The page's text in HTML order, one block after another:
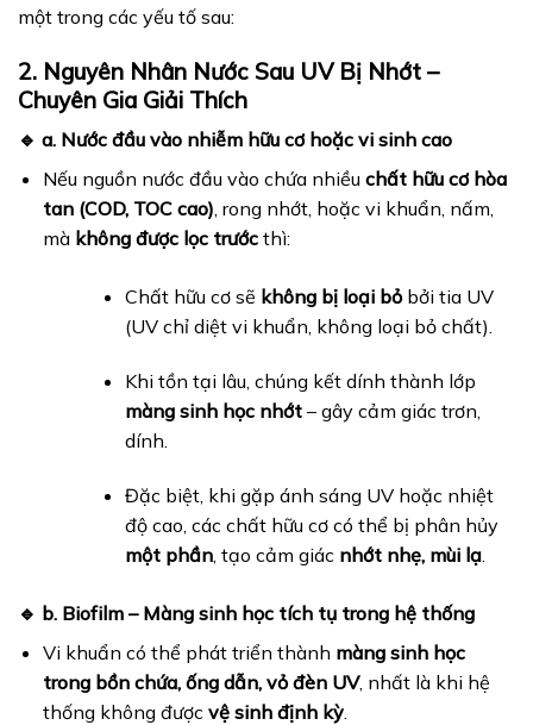
một trong các yếu tố sau:
2. Nguyên Nhân Nước Sau UV Bị Nhớt –
Chuyên Gia Giải Thích
🔹 a. Nước đầu vào nhiễm hữu cơ hoặc vi sinh cao
Nếu nguồn nước đầu vào chứa nhiều chất hữu cơ hòa
tan (COD, TOC cao), rong nhớt, hoặc vi khuẩn, nấm,
mà không được lọc trướcthì:
Chất hữu cơ sẽ không bị loại bỏbởi tia UV
(UV chỉ diệt vi khuẩn, không loại bỏ chất).
Khi tồn tại lâu, chúng kết dính thành lớp
màng sinh học nhớt– gây cảm giác trơn,
dính.
Đặc biệt, khi gặp ánh sáng UV hoặc nhiệt
độ cao, các chất hữu cơ có thể bị phân hủy
một phần, tạo cảm giác nhớt nhẹ, mùi lạ.
🔹 b. Biofilm – Màng sinh học tích tụ trong hệ thống
Vi khuẩn có thể phát triển thành màng sinh học
trong bồn chứa, ống dẫn, vỏ đèn UV, nhất là khi hệ
thống không được vệ sinh định kỳ.